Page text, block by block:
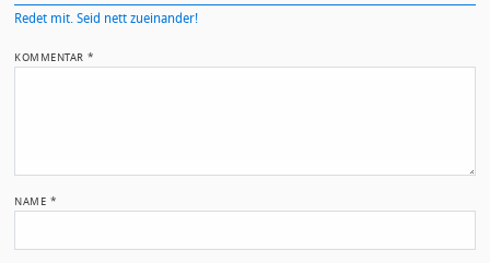
Redet mit. Seid nett zueinander!
KOMMENTAR*
NAME *